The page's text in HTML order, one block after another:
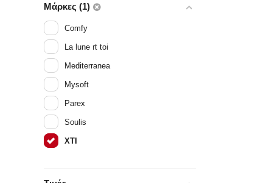
Μάρκες (1)
Comfy
La lune rt toi
Mediterranea
Mysoft
Parex
Soulis
XTI